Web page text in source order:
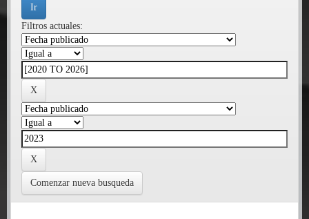
Filtros actuales:
Comenzar nueva busqueda